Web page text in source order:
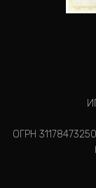
ОГРН